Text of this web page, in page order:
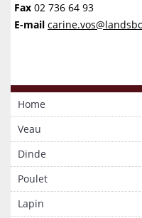
Fax 02 736 64 93
E-mail
Home
Veau
Dinde
Poulet
Lapin